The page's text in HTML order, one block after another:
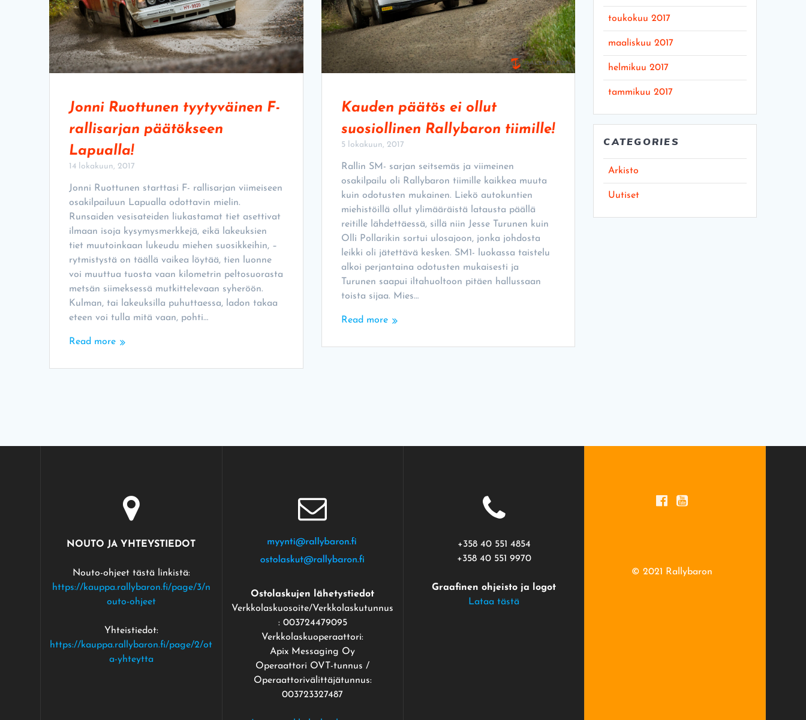
Jonni Ruottunen tyytyväinen F-
rallisarjan päätökseen
Lapualla!
14 lokakuun, 2017
Jonni Ruottunen starttasi F- rallisarjan viimeiseen
osakilpailuun Lapualla odottavin mielin.
Runsaiden vesisateiden liukastamat tiet asettivat
ilmaan isoja kysymysmerkkejä, eikä lakeuksien
tiet muutoinkaan lukeudu miehen suosikkeihin, –
rytmistystä on täällä vaikea löytää, tien luonne
voi muuttua tuosta vaan kilometrin peltosuorasta
metsän siimeksessä mutkittelevaan syheröön.
Kulman, tai lakeuksilla puhuttaessa, ladon takaa
eteen voi tulla mitä vaan, pohti…
Read more
Kauden päätös ei ollut
suosiollinen Rallybaron tiimille!
5 lokakuun, 2017
Rallin SM- sarjan seitsemäs ja viimeinen
osakilpailu oli Rallybaron tiimille kaikkea muuta
kuin odotusten mukainen. Liekö autokuntien
miehistöillä ollut ylimääräistä latausta päällä
reitille lähdettäessä, sillä niin Jesse Turunen kuin
Olli Pollarikin sortui ulosajoon, jonka johdosta
leikki oli jätettävä kesken. SM1- luokassa taistelu
alkoi perjantaina odotusten mukaisesti ja
Turunen saapui iltahuoltoon pitäen hallussaan
toista sijaa. Mies…
Read more
toukokuu 2017
maaliskuu 2017
helmikuu 2017
tammikuu 2017
CATEGORIES
Arkisto
Uutiset
NOUTO JA YHTEYSTIEDOT
Nouto-ohjeet tästä linkistä:
https://kauppa.rallybaron.fi/page/3/n
outo-ohjeet
Yhteistiedot:
https://kauppa.rallybaron.fi/page/2/ot
a-yhteytta
Ostolaskujen lähetystiedot
Verkkolaskuosoite/Verkkolaskutunnus
: 003724479095
Verkkolaskuoperaattori:
Apix Messaging Oy
Operaattori OVT-tunnus /
Operaattorivälittäjätunnus:
003723327487
+358 40 551 4854
+358 40 551 9970
Graafinen ohjeisto ja logot
Lataa tästä